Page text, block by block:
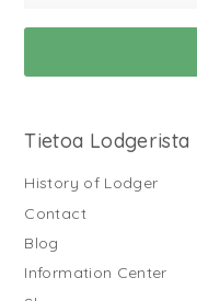
Tietoa Lodgerista
History of Lodger
Contact
Blog
Information Center